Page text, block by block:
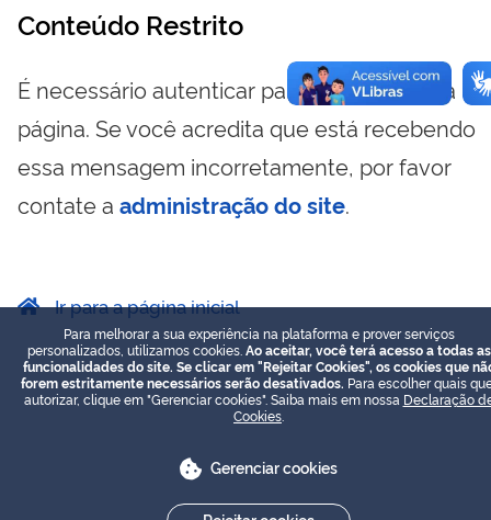
Conteúdo Restrito
É necessário autenticar para visualizar essa
página. Se você acredita que está recebendo
essa mensagem incorretamente, por favor
contate a administração do site.
Ir para a página inicial
Para melhorar a sua experiência na plataforma e prover serviços
personalizados, utilizamos cookies. Ao aceitar, você terá acesso a todas as
funcionalidades do site. Se clicar em "Rejeitar Cookies", os cookies que
forem estritamente necessários serão desativados. Para escolher quais
autorizar, clique em "Gerenciar cookies". Saiba mais em nossa Declaração
Cookies
Gerenciar cookies